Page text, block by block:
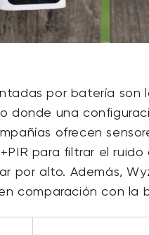
por batería son
donde una
ofrecen
para filtrar el ruido
por alto. Además,
comparación con la